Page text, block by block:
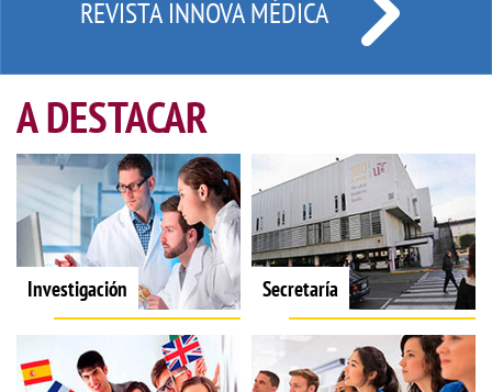
REVISTA INNOVA MÉDICA
A DESTACAR
Investigación Secretaría